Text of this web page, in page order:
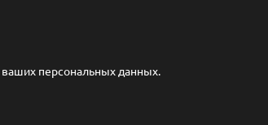
ваших персональных данных.